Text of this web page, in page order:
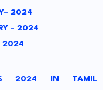
2024
– 2024
2024
2024 IN TAMIL